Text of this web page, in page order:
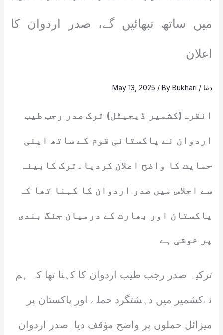
میں ساتھ نبھائیں گے، صدر اردوان کا
اعلان
دنیا /
May 13, 2025 / ByBukhari
انقرہ(کشمیر ڈیجیٹل) ترک صدر رجب طیب
اردوان نے پاکستانی قوم کے ساتھ اپنی
حمایت کا واضح اعلان کردیا۔ترک کابینہ
سے اجلاس میں صدر اردوان کا کہنا تھا کہ
پاکستان اور بھارت کے درمیان جنگ بندی
پر خوشی ہے
ترکیہ صدر رجب طیب اردوان کا کہنا تھا کہ ہم
نےکشمیر میں دہشتگرد حملے اور پاکستان پر
میزائل حملوں پر واضح مؤقف دیا۔صدر اردوان